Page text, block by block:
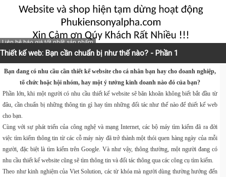
Liên hệ báo giá tốt nhất sản phẩm
Thiết kế web: Bạn cần chuẩn bị như thế nào? - Phần 1
Bạn đang có nhu cầu cần thiết kế website cho cá nhân bạn hay cho doanh nghiệp,
tổ chức hoặc hội nhóm, hay một ý tưởng kinh doanh nào đó của bạn?
Phần lớn, khi một người có nhu cầu thiết kế website sẽ băn khoăn không biết bắt đầu từ
đâu, cần chuẩn bị những thông tin gì hay tìm những đối tác như thế nào để thiết kế web
cho bạn.
Cùng với sự phát triển của công nghệ và mạng Internet, các bộ máy tìm kiếm đã ra đời
việc tìm kiếm thông tin từ các cỗ máy này đã trở thành một thói quen hàng ngày của mỗi
người, đặc biệt là tìm kiếm trên Google. Và như vậy, thông thường, một người đang có
nhu cầu thiết kế website cũng sẽ tìm thông tin và đối tác thông qua các công cụ tìm kiếm.
Theo như kinh nghiệm của Viet Solution, các từ khóa mà người dùng thường hướng đến